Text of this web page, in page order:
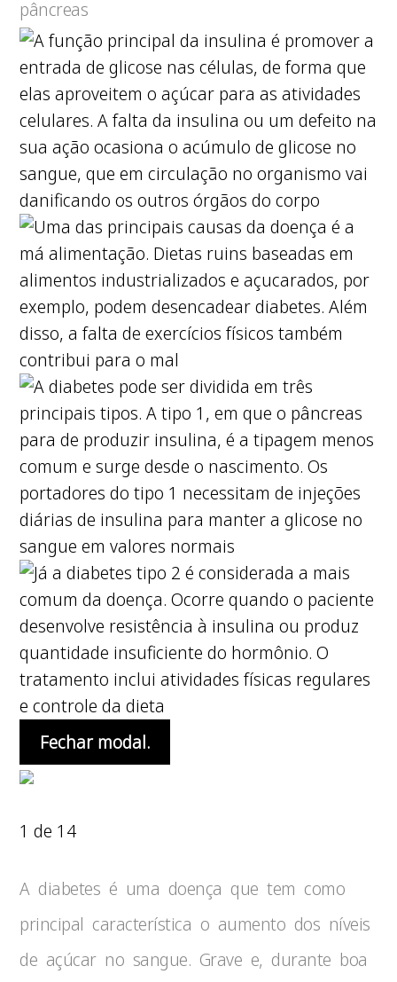
Fechar modal.
1 de 14
A diabetes é uma doença que tem como
principal característica o aumento dos níveis
de açúcar no sangue. Grave e, durante boa